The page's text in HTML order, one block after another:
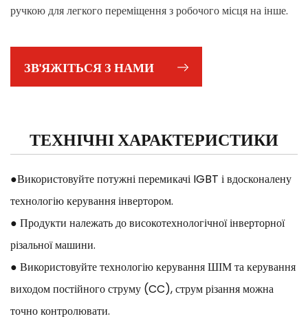
ручкою для легкого переміщення з робочого місця на інше.
повсякденну роботу
ЗВ'ЯЖІТЬСЯ З НАМИ
ТЕХНІЧНІ ХАРАКТЕРИСТИКИ
●Використовуйте потужні перемикачі IGBT і вдосконалену
технологію керування інвертором.
● Продукти належать до високотехнологічної інверторної
різальної машини.
● Використовуйте технологію керування ШІМ та керування
виходом постійного струму (CC), струм різання можна
точно контролювати.